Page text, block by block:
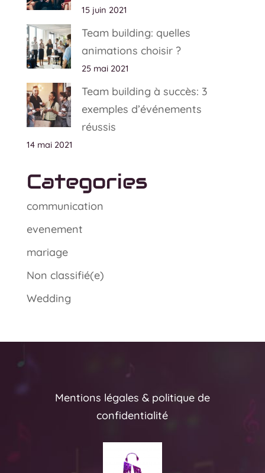
15 juin 2021
Team building: quelles
animations choisir ?
25 mai 2021
Team building à succès: 3
exemples d’événements
réussis
14 mai 2021
Categories
communication
evenement
mariage
Non classifié(e)
Wedding
Mentions légales & politique de
confidentialité